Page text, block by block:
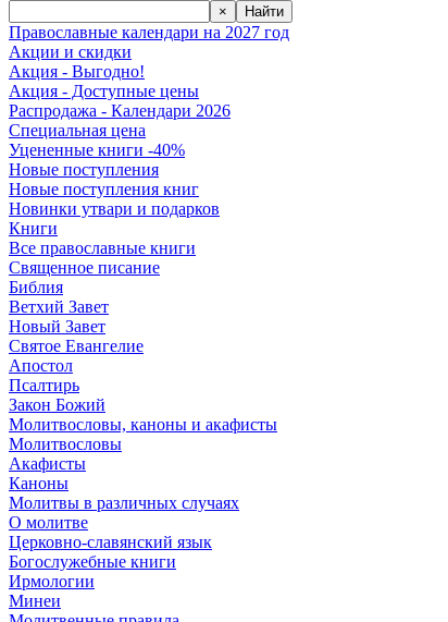
× Найти
Православные календари на 2027 год
Акции и скидки
Акция - Выгодно!
Акция - Доступные цены
Распродажа - Календари 2026
Специальная цена
Уцененные книги -40%
Новые поступления
Новые поступления книг
Новинки утвари и подарков
Книги
Все православные книги
Священное писание
Библия
Ветхий Завет
Новый Завет
Святое Евангелие
Апостол
Псалтирь
Закон Божий
Молитвословы, каноны и акафисты
Молитвословы
Акафисты
Каноны
Молитвы в различных случаях
О молитве
Церковно-славянский язык
Богослужебные книги
Ирмологии
Минеи